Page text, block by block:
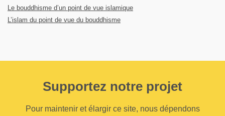
Le bouddhisme d’un point de vue islamique
L’islam du point de vue du bouddhisme
Supportez notre projet
Pour maintenir et élargir ce site, nous dépendons